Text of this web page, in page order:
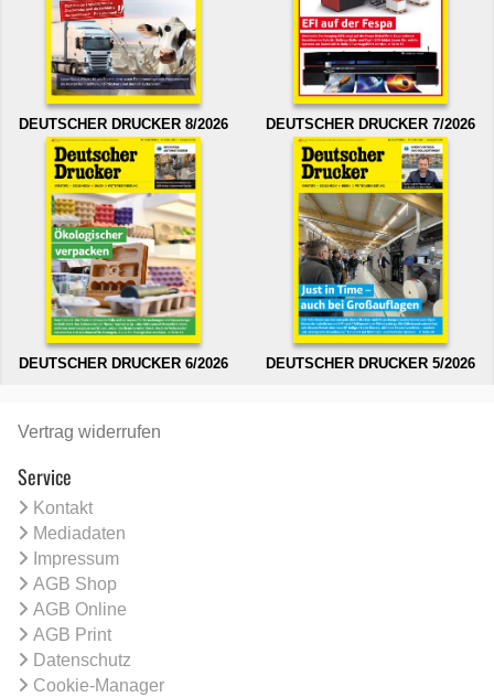
DEUTSCHER DRUCKER 8/2026 DEUTSCHER DRUCKER 7/2026
DEUTSCHER DRUCKER 6/2026 DEUTSCHER DRUCKER 5/2026
Vertrag widerrufen
Service
Kontakt
Mediadaten
Impressum
AGB Shop
AGB Online
AGB Print
Datenschutz
Cookie-Manager